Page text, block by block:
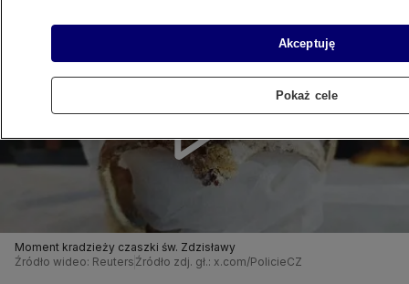
Moment kradzieży czaszki św. Zdzisławy
Źródło wideo: Reuters Źródło zdj. gł.: x.com/PolicieCZ
Akceptuję
Pokaż cele